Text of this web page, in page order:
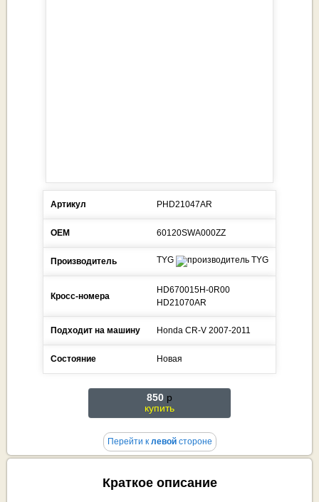
Артикул PHD21047AR
ОЕМ 60120SWA000ZZ
Производитель TYG
Кросс-номера
HD670015H-0R00
HD21070AR
Подходит на машину Honda CR-V 2007-2011
Состояние Новая
850 p
купить
Перейти к левойстороне
Краткое описание